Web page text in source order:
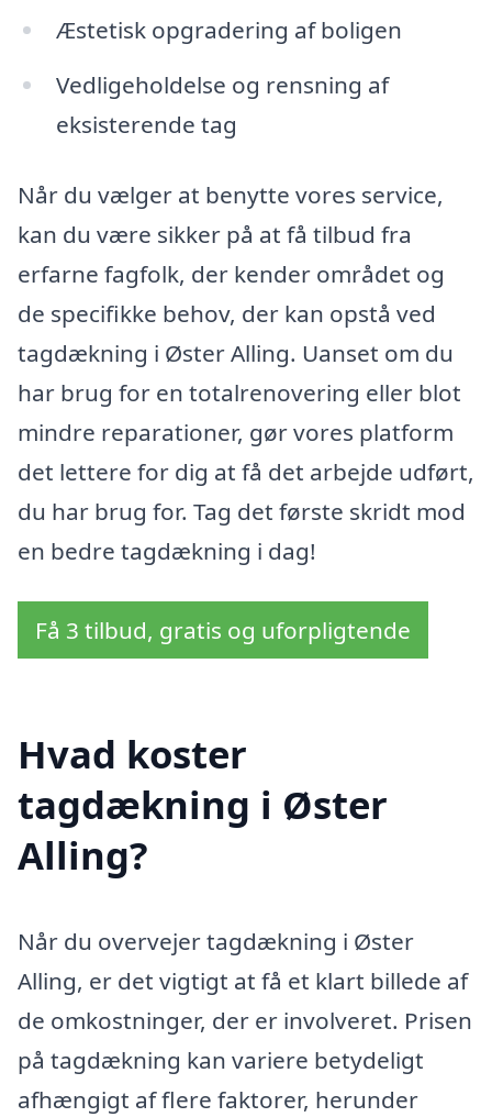
Æstetisk opgradering af boligen
Vedligeholdelse og rensning af
eksisterende tag
Når du vælger at benytte vores service,
kan du være sikker på at få tilbud fra
erfarne fagfolk, der kender området og
de specifikke behov, der kan opstå ved
tagdækning i Øster Alling. Uanset om du
har brug for en totalrenovering eller blot
mindre reparationer, gør vores platform
det lettere for dig at få det arbejde udført,
du har brug for. Tag det første skridt mod
en bedre tagdækning i dag!
Få 3 tilbud, gratis og uforpligtende
Hvad koster
tagdækning i Øster
Alling?
Når du overvejer tagdækning i Øster
Alling, er det vigtigt at få et klart billede af
de omkostninger, der er involveret. Prisen
på tagdækning kan variere betydeligt
afhængigt af flere faktorer, herunder